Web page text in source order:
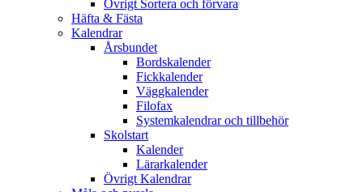
Övrigt Sortera och förvara
Häfta & Fästa
Kalendrar
Årsbundet
Bordskalender
Fickkalender
Väggkalender
Filofax
Systemkalendrar och tillbehör
Skolstart
Kalender
Lärarkalender
Övrigt Kalendrar